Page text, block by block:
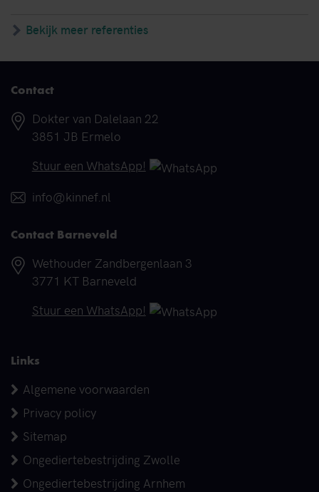
Bekijk meer referenties
Contact
Adres
Dokter van Dalelaan 22
3851 JB Ermelo
Telefoonnummer
Stuur een WhatsApp!
E-mail
info@kinnef.nl
Contact Barneveld
Adres
Wethouder Zandbergenlaan 3
3771 KT Barneveld
Telefoonnummer
Stuur een WhatsApp!
Links
Algemene voorwaarden
Privacy policy
Sitemap
Ongediertebestrijding Zwolle
Ongediertebestrijding Arnhem